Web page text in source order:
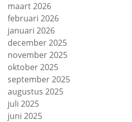
maart 2026
februari 2026
januari 2026
december 2025
november 2025
oktober 2025
september 2025
augustus 2025
juli 2025
juni 2025